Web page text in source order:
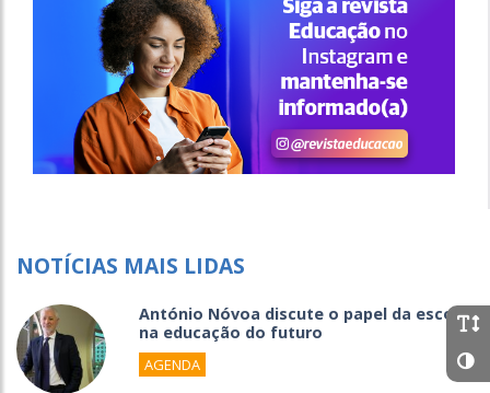
NOTÍCIAS MAIS LIDAS
António Nóvoa discute o papel da escola
na educação do futuro
AGENDA